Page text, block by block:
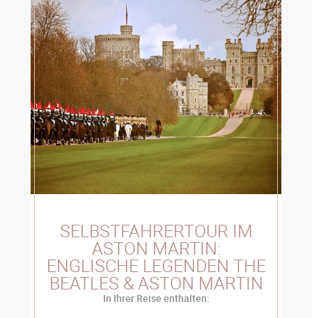
SELBSTFAHRERTOUR IM
ASTON MARTIN:
ENGLISCHE LEGENDEN THE
BEATLES & ASTON MARTIN
In Ihrer Reise enthalten: